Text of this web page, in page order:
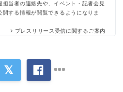
当者の連絡先や、イベント・記者会見
する情報が閲覧できるようになりま
プレスリリース受信に関するご案内